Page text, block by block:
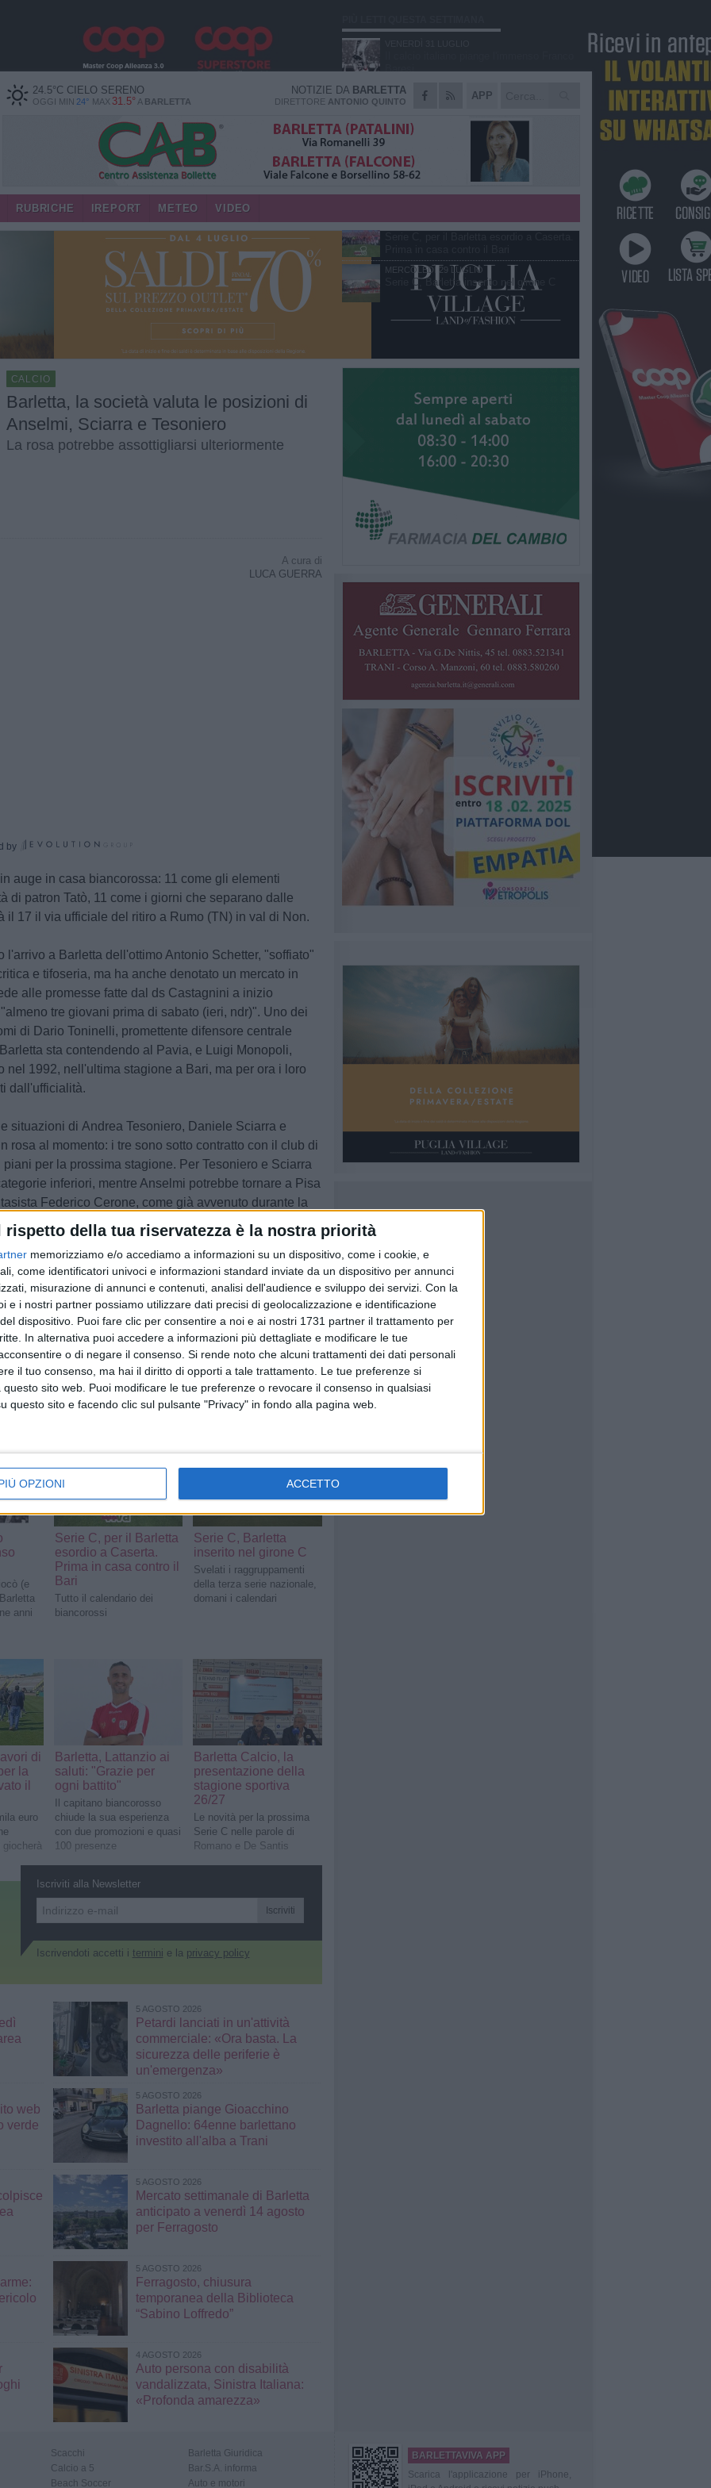
rispetto della tua riservatezza è la nostra priorità
memorizziamo e/o accediamo a informazioni su un dispositivo, come i cookie, e
come identificatori univoci e informazioni standard inviate da un dispositivo per annunci
misurazione di annunci e contenuti, analisi dell'audience e sviluppo dei servizi. Con la
e i nostri partner possiamo utilizzare dati precisi di geolocalizzazione e identificazione
dispositivo. Puoi fare clic per consentire a noi e ai nostri 1731 partner il trattamento per
In alternativa puoi accedere a informazioni più dettagliate e modificare le tue
o di negare il consenso. Si rende noto che alcuni trattamenti dei dati personali
il tuo consenso, ma hai il diritto di opporti a tale trattamento. Le tue preferenze si
sito web. Puoi modificare le tue preferenze o revocare il consenso in qualsiasi
questo sito e facendo clic sul pulsante "Privacy" in fondo alla pagina web.
OPZIONI ACCETTO
24.5°CCIELO SERENO
OGGI MIN 24° MAX 31.5° A BARLETTA APP
NOTIZIE DA BARLETTA
DIRETTORE ANTONIO QUINTO
RUBRICHE IREPORT METEO VIDEO
CALCIO
Barletta, la società valuta le posizioni di
Anselmi, Sciarra e Tesoniero
La rosa potrebbe assottigliarsi ulteriormente
A cura di
LUCA GUERRA
by
auge in casa biancorossa: 11 come gli elementi
di patron Tatò, 11 come i giorni che separano dalle
17 il via ufficiale del ritiro a Rumo (TN) in val di Non.
l'arrivo a Barletta dell'ottimo Antonio Schetter, "soffiato"
e tifoseria, ma ha anche denotato un mercato in
alle promesse fatte dal ds Castagnini a inizio
tre giovani prima di sabato (ieri, ndr)". Uno dei
di Dario Toninelli, promettente difensore centrale
sta contendendo al Pavia, e Luigi Monopoli,
nel 1992, nell'ultima stagione a Bari, ma per ora i loro
dall'ufficialità.
situazioni di Andrea Tesoniero, Daniele Sciarrae
rosa al momento: i tre sono sotto contratto con il club di
per la prossima stagione. Per Tesoniero e Sciarra
inferiori, mentre Anselmi potrebbe tornare a Pisa
Federico Cerone, come già avvenuto durante la
contrario, il solo Anselmi potrebbe partire per il ritiro
(e
anni
Serie C, per il Barletta
esordio a Caserta.
Prima in casa contro il
Bari
Tutto il calendario dei
biancorossi
Serie C, Barletta
inserito nel girone C
Svelati i raggruppamenti
della terza serie nazionale,
domani i calendari
di
la
il
euro
Barletta, Lattanzio ai
saluti: "Grazie per
ogni battito"
Il capitano biancorosso
chiude la sua esperienza
con due promozioni e quasi
100 presenze
Barletta Calcio, la
presentazione della
stagione sportiva
26/27
Le novità per la prossima
Serie C nelle parole di
Romano e De Santis
Iscriviti alla Newsletter
Iscriviti
Iscrivendoti accetti i termini e la privacy policy
5 AGOSTO 2026
Petardi lanciati in un'attività
commerciale: «Ora basta. La
sicurezza delle periferie è
un'emergenza»
web
verde
5 AGOSTO 2026
Barletta piange Gioacchino
Dagnello: 64enne barlettano
investito all'alba a Trani
5 AGOSTO 2026
Mercato settimanale di Barletta
anticipato a venerdì 14 agosto
per Ferragosto
5 AGOSTO 2026
Ferragosto, chiusura
temporanea della Biblioteca
“Sabino Loffredo”
4 AGOSTO 2026
Auto persona con disabilità
vandalizzata, Sinistra Italiana:
«Profonda amarezza»
Baresi
VENERDÌ 31 LUGLIO
Serie C Sky Wifi: fissate date e orari delle
SABATO 1 AGOSTO
Poker di Da Silva, Barletta batte Soccer
Trani 4-1 in amichevole
VENERDÌ 31 LUGLIO
Barletta 1922: un avvio tostissimo e
GIOVEDÌ 30 LUGLIO
MERCOLEDÌ 29 LUGLIO
Serie C, Barletta inserito nel girone C
Scacchi
Calcio a 5
Beach Soccer
Barletta Giuridica
Bar.S.A. informa
Auto e motori
BARLETTAVIVA APP
Scarica l'applicazione per iPhone,